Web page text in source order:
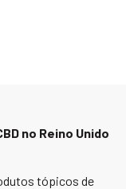
no Reino Unido
tópicos de